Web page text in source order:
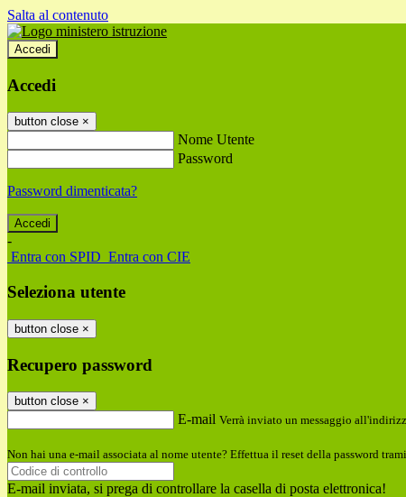
Salta al contenuto
Accedi
Accedi
button close ×
Nome Utente
Password
Password dimenticata?
-
Entra con SPID Entra con CIE
Seleziona utente
button close ×
Recupero password
button close ×
E-mail Verrà inviato un messaggio
Non hai una e-mail associata al nome utente? Effettua il reset della password
E-mail inviata, si prega di controllare la casella di posta elettronica!